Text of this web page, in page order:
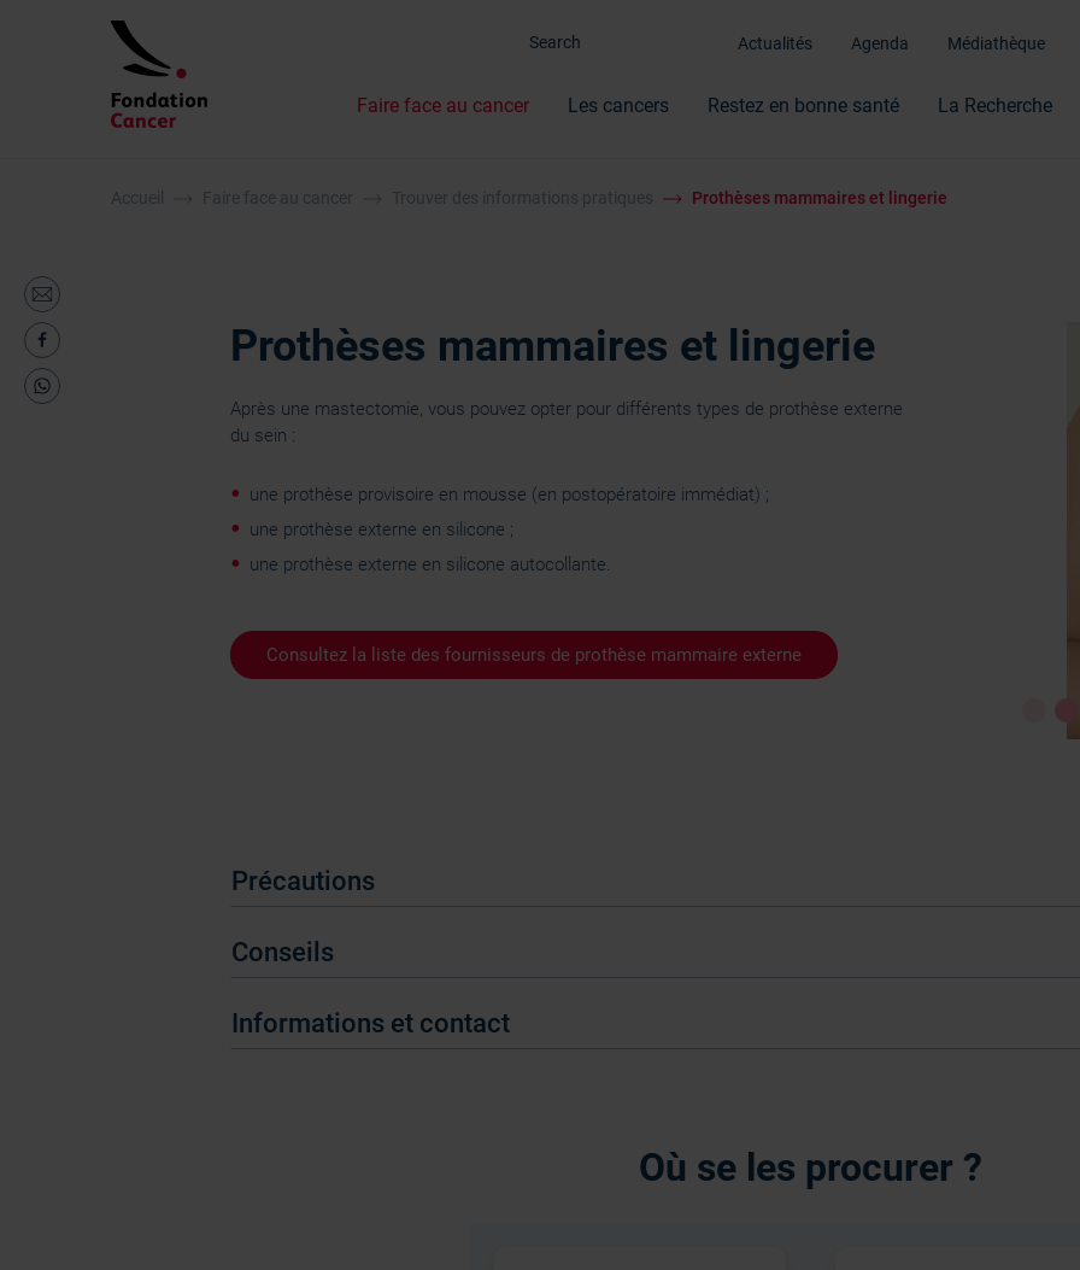
Actualités Agenda Médiathèque
Faire face au cancer Les cancers Restez en bonne santé La Recherche
Accueil Faire face au cancer Trouver des informations pratiques Prothèses mammaires et lingerie
Prothèses mammaires et lingerie
Après une mastectomie, vous pouvez opter pour différents types de prothèse externe
du sein :
une prothèse provisoire en mousse (en postopératoire immédiat) ;
une prothèse externe en silicone ;
une prothèse externe en silicone autocollante.
Consultez la liste des fournisseurs de prothèse mammaire externe
Précautions
Conseils
Informations et contact
Où se les procurer ?